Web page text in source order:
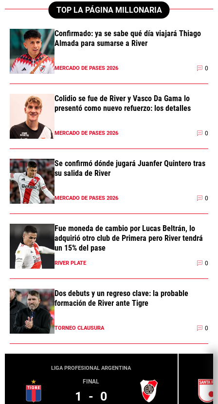
TOP LA PÁGINA MILLONARIA
Confirmado: ya se sabe qué día viajará Thiago
Almada para sumarse a River
MERCADO DE PASES 2026 0
Colidio se fue de River y Vasco Da Gama lo
presentó como nuevo refuerzo: los detalles
MERCADO DE PASES 2026 0
Se confirmó dónde jugará Juanfer Quintero tras
su salida de River
MERCADO DE PASES 2026 0
Fue moneda de cambio por Lucas Beltrán, lo
adquirió otro club de Primera pero River tendrá
un 15% del pase
RIVER PLATE 0
Dos debuts y un regreso clave: la probable
formación de River ante Tigre
TORNEO CLAUSURA 0
LIGA PROFESIONAL ARGENTINA
FINAL
1 - 0